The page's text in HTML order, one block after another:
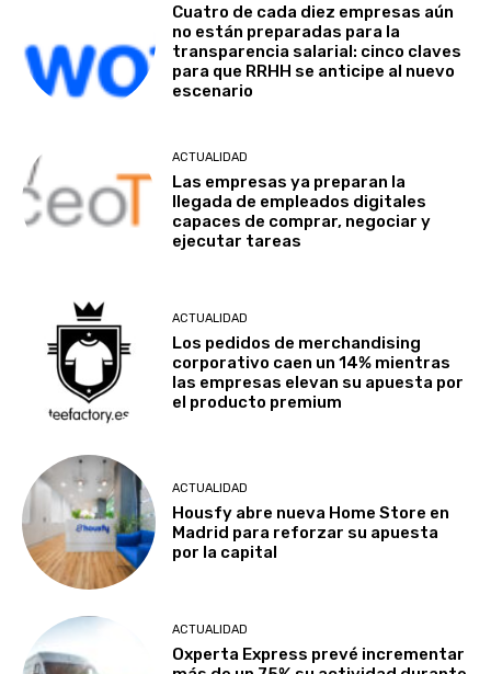
Cuatro de cada diez empresas aún
no están preparadas para la
transparencia salarial: cinco claves
para que RRHH se anticipe al nuevo
escenario
ACTUALIDAD
Las empresas ya preparan la
llegada de empleados digitales
capaces de comprar, negociar y
ejecutar tareas
ACTUALIDAD
Los pedidos de merchandising
corporativo caen un 14% mientras
las empresas elevan su apuesta por
el producto premium
ACTUALIDAD
Housfy abre nueva Home Store en
Madrid para reforzar su apuesta
por la capital
ACTUALIDAD
Oxperta Express prevé incrementar